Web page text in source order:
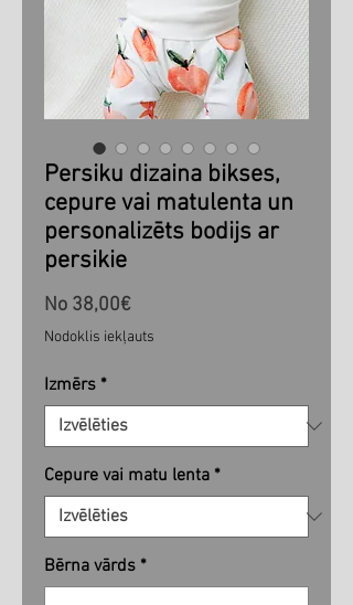
Persiku dizaina bikses,
cepure vai matulenta un
personalizēts bodijs ar
persikie
No 38,00€Izpārdošanas
cena
Nodoklis iekļauts
Izmērs *
Cepure vai matu lenta *
Bērna vārds *